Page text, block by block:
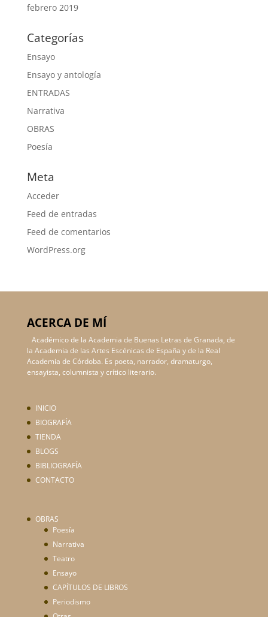
febrero 2019
Categorías
Ensayo
Ensayo y antología
ENTRADAS
Narrativa
OBRAS
Poesía
Meta
Acceder
Feed de entradas
Feed de comentarios
WordPress.org
ACERCA DE MÍ
Académico de la Academia de Buenas Letras de Granada, de
la Academia de las Artes Escénicas de España y de la Real
Academia de Córdoba. Es poeta, narrador, dramaturgo,
ensayista, columnista y crítico literario.
INICIO
BIOGRAFÍA
TIENDA
BLOGS
BIBLIOGRAFÍA
CONTACTO
OBRAS
Poesía
Narrativa
Teatro
Ensayo
CAPÍTULOS DE LIBROS
Periodismo